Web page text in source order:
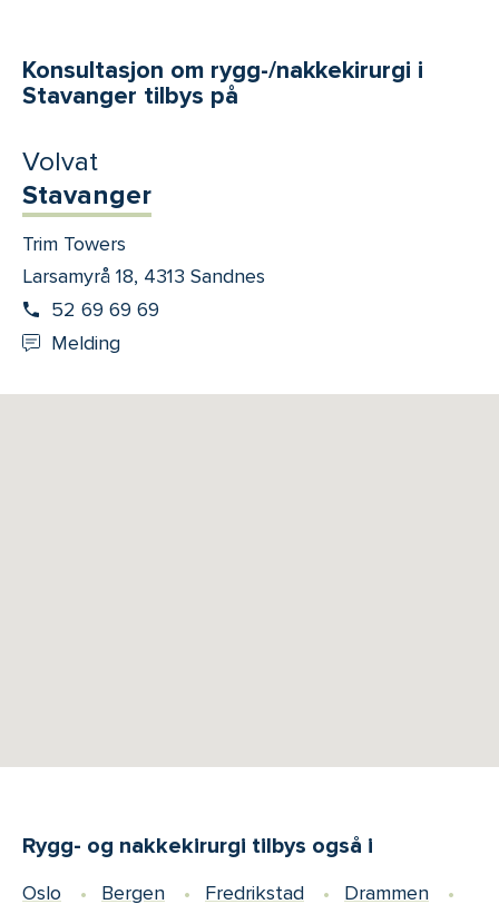
Konsultasjon om rygg-/nakkekirurgi i
Stavanger tilbys på
Volvat
Stavanger
Trim Towers
Larsamyrå 18, 4313 Sandnes
52 69 69 69
Melding
Rygg- og nakkekirurgi tilbys også i
Oslo Bergen Fredrikstad
Drammen